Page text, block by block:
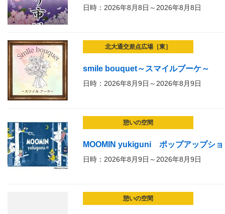
日時：2026年8月8日～2026年8月8日
北大通交差点広場［東］
smile bouquet～スマイルブーケ～
日時：2026年8月9日～2026年8月9日
憩いの空間
MOOMIN yukiguni ポップアップショ
日時：2026年8月9日～2026年8月9日
憩いの空間